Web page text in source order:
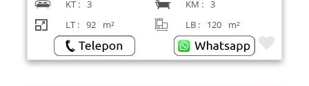
KT : 3 KM : 3
LT : 92 m² LB : 120 m²